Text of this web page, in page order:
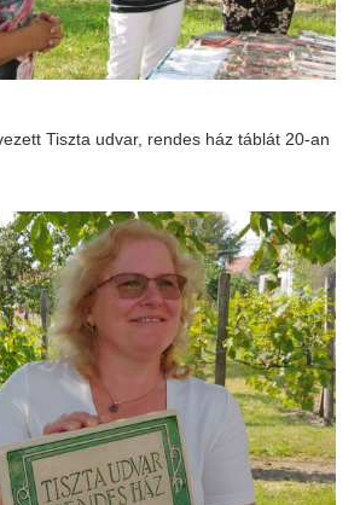
Tiszta udvar, rendes ház táblát 20-an